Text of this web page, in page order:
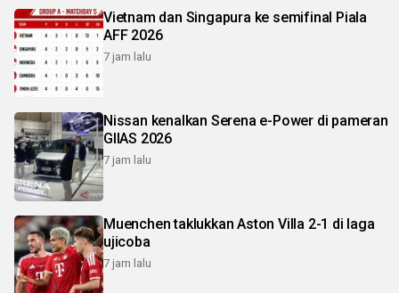
Vietnam dan Singapura ke semifinal Piala
AFF 2026
7 jam lalu
Nissan kenalkan Serena e-Power di pameran
GIIAS 2026
7 jam lalu
Muenchen taklukkan Aston Villa 2-1 di laga
ujicoba
7 jam lalu